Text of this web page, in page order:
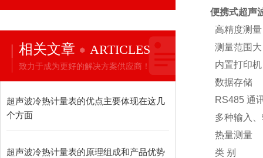
相关文章 ARTICLES
致力于成为更好的解决方案供应商！
超声波冷热计量表的优点主要体现在这几
个方面
超声波冷热计量表的原理组成和产品优势
便携式超声
高精度
测量范围
内置打印
数据存储
RS485 通
多种输入
热量
类